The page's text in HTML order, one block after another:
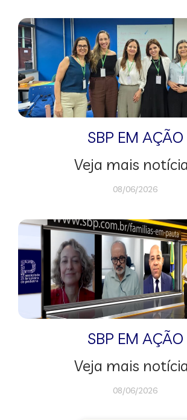
SBP EM AÇÃO
Veja mais
08/06/2026
SBP EM AÇÃO
Veja mais
08/06/2026